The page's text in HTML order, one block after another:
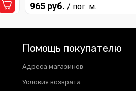
965 руб. / пог. м.
Помощь покупателю
Адреса магазинов
Условия возврата